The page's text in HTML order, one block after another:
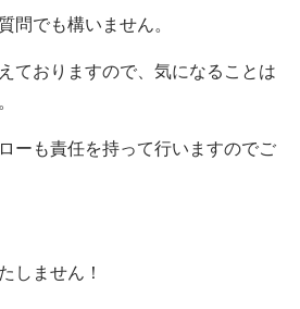
問でも構いません。
ておりますので、気になることは
ーも責任を持って行いますのでご
しません！